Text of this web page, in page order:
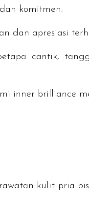
komitmen.
dan apresiasi
cantik,
inner brilliance
kulit pria